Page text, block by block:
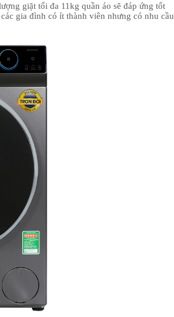
giặt tối đa 11kg quần áo sẽ đáp ứng tốt
gia đình có ít thành viên nhưng có nhu cầu